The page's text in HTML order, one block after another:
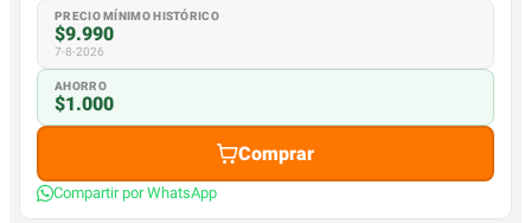
PRECIO MÍNIMO HISTÓRICO
$9.990
7-8-2026
AHORRO
$1.000
Comprar
Compartir por WhatsApp